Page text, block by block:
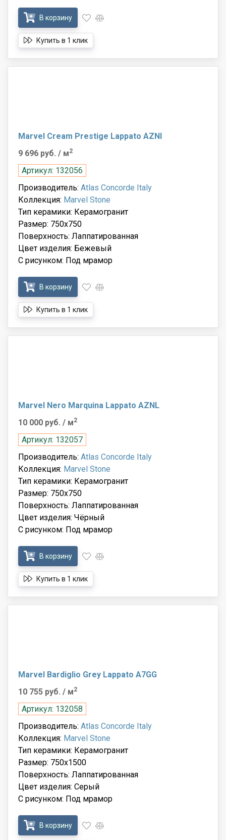
В корзину
Купить в 1 клик
Marvel Cream Prestige Lappato AZNI
9 696 руб. / м2
Артикул: 132056
Производитель: Atlas Concorde Italy
Коллекция: Marvel Stone
Тип керамики: Керамогранит
Размер: 750x750
Поверхность: Лаппатированная
Цвет изделия: Бежевый
С рисунком: Под мрамор
В корзину
Купить в 1 клик
Marvel Nero Marquina Lappato AZNL
10 000 руб. / м2
Артикул: 132057
Производитель: Atlas Concorde Italy
Коллекция: Marvel Stone
Тип керамики: Керамогранит
Размер: 750x750
Поверхность: Лаппатированная
Цвет изделия: Чёрный
С рисунком: Под мрамор
В корзину
Купить в 1 клик
Marvel Bardiglio Grey Lappato A7GG
10 755 руб. / м2
Артикул: 132058
Производитель: Atlas Concorde Italy
Коллекция: Marvel Stone
Тип керамики: Керамогранит
Размер: 750x1500
Поверхность: Лаппатированная
Цвет изделия: Серый
С рисунком: Под мрамор
В корзину